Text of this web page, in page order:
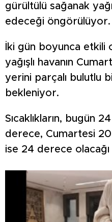
gürültülü sağanak
edeceği öngörülüyor.
İki gün boyunca etkili
yağışlı havanın
yerini parçalı bulutlu
bekleniyor.
Sıcaklıkların, bugün
derece, Cumartesi
ise 24 derece